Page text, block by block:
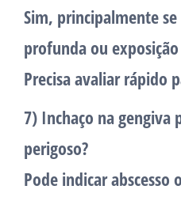
Sim, principalmente
profunda ou
Precisa avaliar rápido
7) Inchaço na gengiva
perigoso?
Pode indicar abscesso